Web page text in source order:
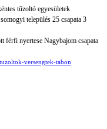
tűzoltó egyesületek
település 25 csapata 3
férfi nyertese Nagybajom csapata
versengtek-tabon